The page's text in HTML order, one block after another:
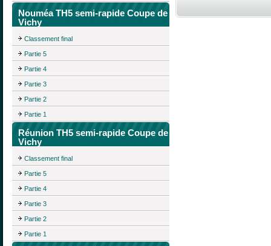
Nouméa TH5 semi-rapide Coupe de
Vichy
Classement final
Partie 5
Partie 4
Partie 3
Partie 2
Partie 1
Réunion TH5 semi-rapide Coupe de
Vichy
Classement final
Partie 5
Partie 4
Partie 3
Partie 2
Partie 1